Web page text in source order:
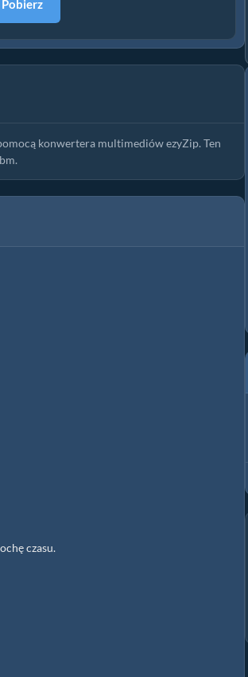
Pobierz
konwertera multimediów ezyZip. Ten
czasu.